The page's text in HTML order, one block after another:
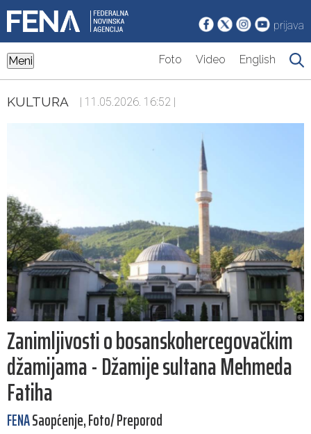
prijava
Meni Foto Video English
KULTURA | 11.05.2026. 16:52 |
Zanimljivosti o bosanskohercegovačkim
džamijama - Džamije sultana Mehmeda
Fatiha
FENASaopćenje, Foto/ Preporod